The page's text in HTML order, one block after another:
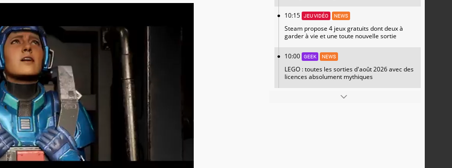
10:15 JEU VIDÉO NEWS
Steam propose 4 jeux gratuits dont deux à
garder à vie et une toute nouvelle sortie
10:00 GEEK NEWS
LEGO : toutes les sorties d'août 2026 avec des
licences absolument mythiques